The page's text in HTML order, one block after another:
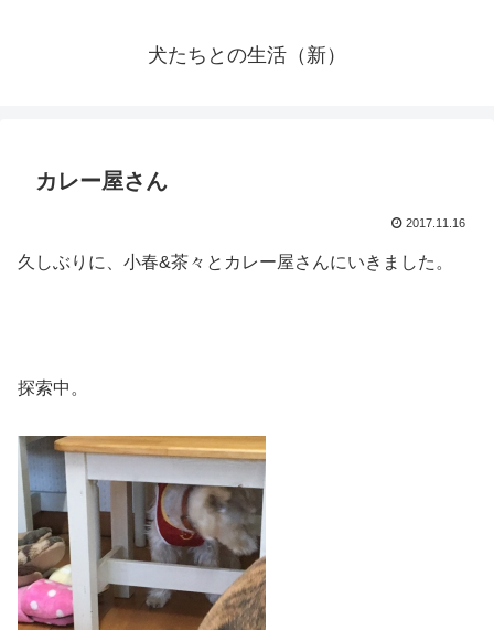
犬たちとの生活（新）
カレー屋さん
2017.11.16
久しぶりに、小春&茶々とカレー屋さんにいきました。
探索中。